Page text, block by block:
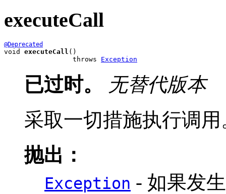
executeCall
@Deprecated
void executeCall ()
                 throws
Exception
已过时。
无替代版本
采取一切措施执行调用
抛出：
Exception - 如果发